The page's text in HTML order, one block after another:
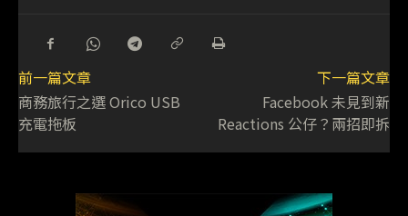
前一篇文章
商務旅行之選 Orico USB
充電拖板
下一篇文章
Facebook 未見到新
Reactions 公仔？兩招即拆